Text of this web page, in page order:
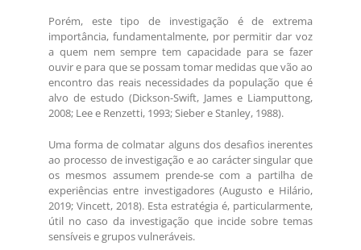
Porém, este tipo de investigação é de extrema
importância, fundamentalmente, por permitir dar voz
a quem nem sempre tem capacidade para se fazer
ouvir e para que se possam tomar medidas que vão ao
encontro das reais necessidades da população que é
alvo de estudo (Dickson-Swift, James e Liamputtong,
2008; Lee e Renzetti, 1993; Sieber e Stanley, 1988).
Uma forma de colmatar alguns dos desafios inerentes
ao processo de investigação e ao carácter singular que
os mesmos assumem prende-se com a partilha de
experiências entre investigadores (Augusto e Hilário,
2019; Vincett, 2018). Esta estratégia é, particularmente,
útil no caso da investigação que incide sobre temas
sensíveis e grupos vulneráveis.